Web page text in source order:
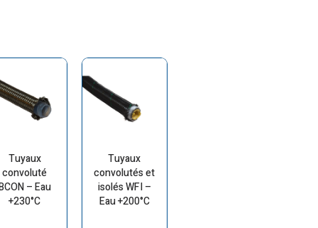
Tuyaux
convoluté
– Eau
+230°C
Tuyaux
convolutés et
isolés WFI –
Eau +200°C